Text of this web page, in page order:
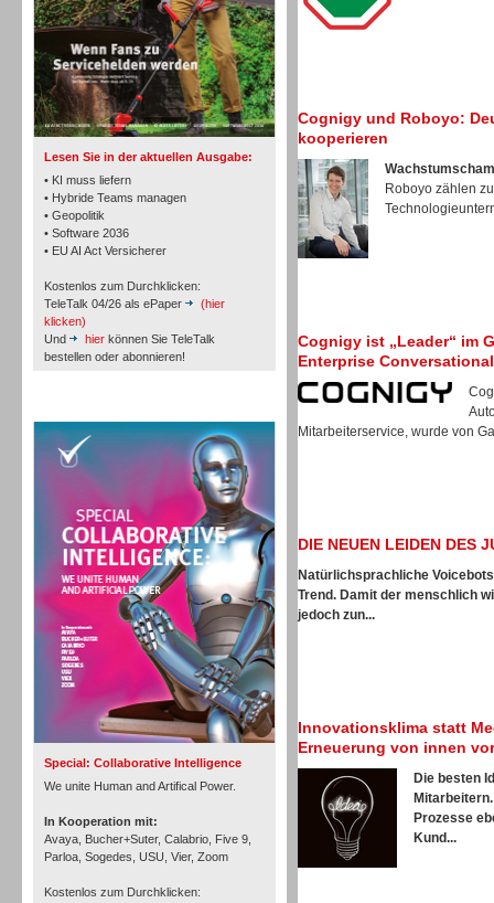
Lesen Sie in der aktuellen Ausgabe:
• KI muss liefern
• Hybride Teams managen
• Geopolitik
• Software 2036
• EU AI Act Versicherer
Kostenlos zum Durchklicken:
TeleTalk 04/26 als ePaper
(hier
klicken)
Und
hier können Sie TeleTalk
bestellen oder abonnieren!
Special: Collaborative Intelligence
We unite Human and Artifical Power.
In Kooperation mit:
Avaya, Bucher+Suter, Calabrio, Five 9,
Parloa, Sogedes, USU, Vier, Zoom
Kostenlos zum Durchklicken:
TK- und ACD-Systeme
Workforce-Management
Personal
Inbound
Cognigy und Roboyo:
kooperieren
Roboyo zählen
Cognigy ist „Leader“ im
Enterprise
Mitarbeiterservice, wurde von
DIE NEUEN LEIDEN DES
Natürlichsprachliche
Trend. Damit der menschlich
jedoch zun...
Innovationsklima statt
Erneuerung von innen
Die besten
Prozesse
Kund...